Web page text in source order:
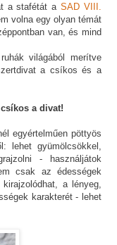
a stafétát aSAD VIII.
volna egy olyan témát
van, és mind
világából merítve
a csíkos és a
a divat!
egyértelműen pöttyös
lehet gyümölcsökkel,
- használjátok
csak az édességek
a lényeg,
karakterét - lehet